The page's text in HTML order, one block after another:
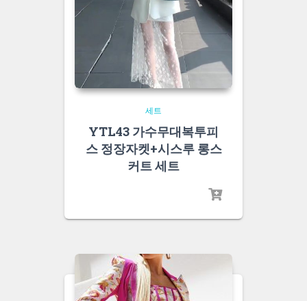
세트
YTL43 가수무대복투피
스 정장자켓+시스루 롱스
커트 세트